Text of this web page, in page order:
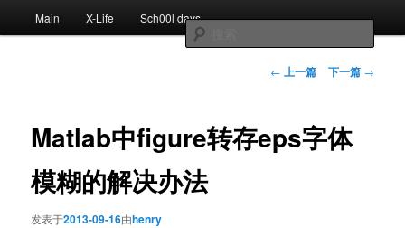
索
Main X-Life Sch00l days
文
← 上一篇 下一篇 →
Matlab中figure转存eps字体
模糊的解决办法
发表于2013-09-16由henry